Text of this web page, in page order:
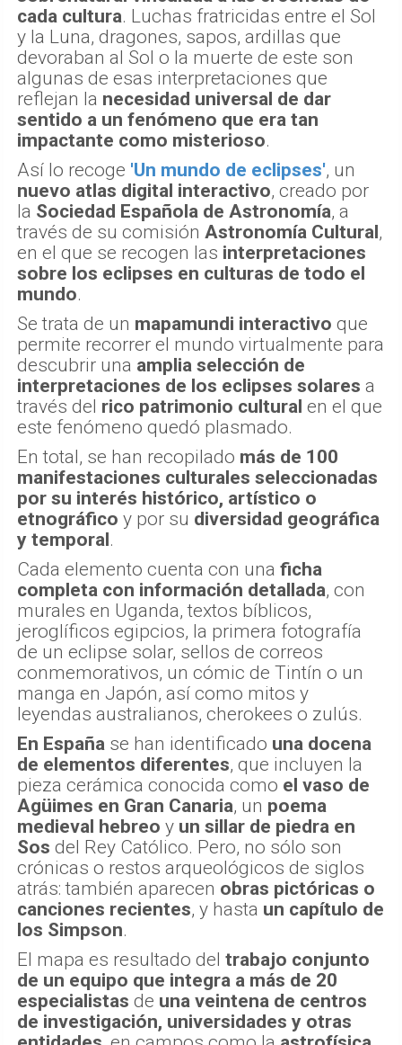
cada cultura. Luchas fratricidas entre el Sol
y la Luna, dragones, sapos, ardillas que
devoraban al Sol o la muerte de este son
algunas de esas interpretaciones que
reflejan la necesidad universal de dar
sentido a un fenómeno que era tan
impactante como misterioso.
Así lo recoge 'Un mundo de eclipses', un
nuevo atlas digital interactivo, creado por
la Sociedad Española de Astronomía, a
través de su comisión Astronomía Cultural,
en el que se recogen las interpretaciones
sobre los eclipses en culturas de todo el
mundo.
Se trata de un mapamundi interactivo que
permite recorrer el mundo virtualmente para
descubrir una amplia selección de
interpretaciones de los eclipses solares a
través del rico patrimonio cultural en el que
este fenómeno quedó plasmado.
En total, se han recopilado más de 100
manifestaciones culturales seleccionadas
por su interés histórico, artístico o
etnográfico y por su diversidad geográfica
y temporal.
Cada elemento cuenta con una ficha
completa con información detallada, con
murales en Uganda, textos bíblicos,
jeroglíficos egipcios, la primera fotografía
de un eclipse solar, sellos de correos
conmemorativos, un cómic de Tintín o un
manga en Japón, así como mitos y
leyendas australianos, cherokees o zulús.
En España se han identificado una docena
de elementos diferentes, que incluyen la
pieza cerámica conocida como el vaso de
Agüimes en Gran Canaria, un poema
medieval hebreo y un sillar de piedra en
Sos del Rey Católico. Pero, no sólo son
crónicas o restos arqueológicos de siglos
atrás: también aparecen obras pictóricas o
canciones recientes, y hasta un capítulo de
los Simpson.
El mapa es resultado del trabajo conjunto
de un equipo que integra a más de 20
especialistas de una veintena de centros
de investigación, universidades y otras